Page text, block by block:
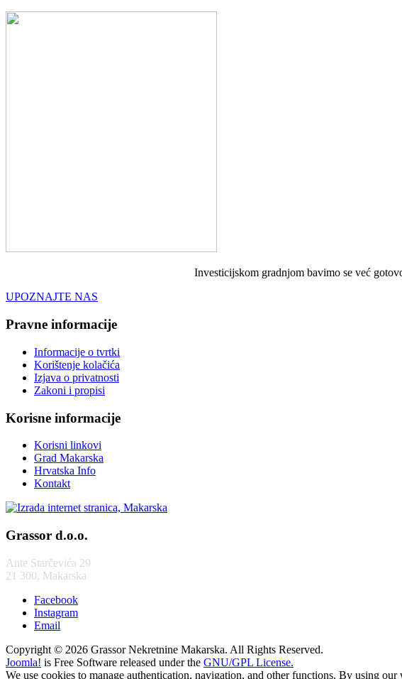
Investicijskom gradnjom bavimo se već
UPOZNAJTE NAS
Pravne informacije
Informacije o tvrtki
Korištenje kolačića
Izjava o privatnosti
Zakoni i propisi
Korisne informacije
Korisni linkovi
Grad Makarska
Hrvatska Info
Kontakt
Grassor d.o.o.
Ante Starčevića 29
21 300, Makarska
Facebook
Instagram
Email
Copyright © 2026 Grassor Nekretnine Makarska. All Rights Reserved.
Joomla! is Free Software released under the GNU/GPL License.
We use cookies to manage authentication, navigation, and other functions. By using